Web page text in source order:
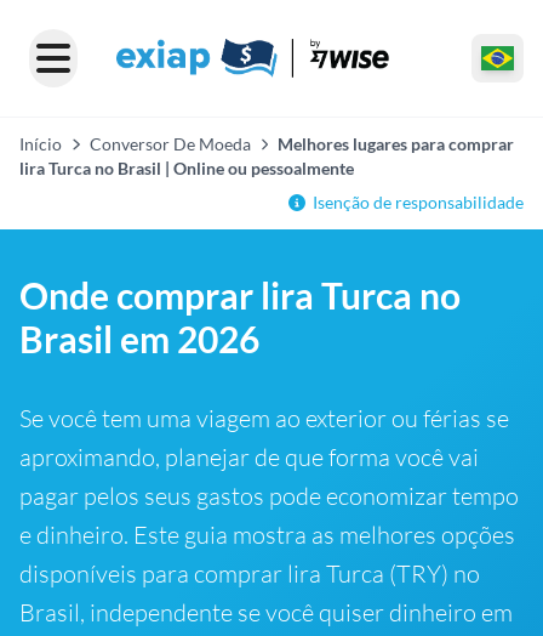
Início Conversor De Moeda
Melhores lugares para comprar
lira Turca no Brasil | Online ou pessoalmente
Isenção de responsabilidade
Onde comprar lira Turca no
Brasil em 2026
Se você tem uma viagem ao exterior ou férias se
aproximando, planejar de que forma você vai
pagar pelos seus gastos pode economizar tempo
e dinheiro. Este guia mostra as melhores opções
disponíveis para comprar lira Turca (TRY) no
Brasil, independente se você quiser dinheiro em